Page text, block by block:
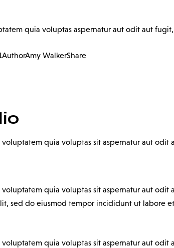
quia voluptas aspernatur aut odit aut
AuthorAmy WalkerShare
voluptatem quia voluptas sit aspernatur aut
quia voluptas sit aspernatur aut
sed do eiusmod tempor incididunt ut labore
quia voluptas sit aspernatur aut odit